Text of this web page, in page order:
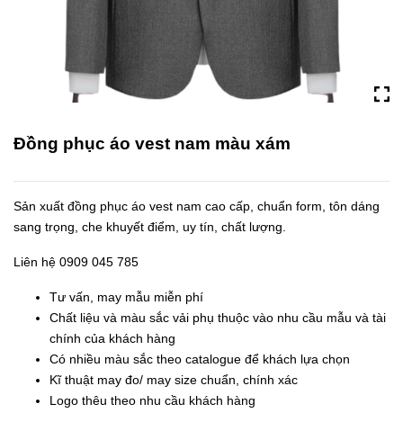
Đồng phục áo vest nam màu xám
Sản xuất đồng phục áo vest nam cao cấp, chuẩn form, tôn dáng
sang trọng, che khuyết điểm, uy tín, chất lượng.
Liên hệ 0909 045 785
Tư vấn, may mẫu miễn phí
Chất liệu và màu sắc vải phụ thuộc vào nhu cầu mẫu và tài
chính của khách hàng
Có nhiều màu sắc theo catalogue để khách lựa chọn
Kĩ thuật may đo/ may size chuẩn, chính xác
Logo thêu theo nhu cầu khách hàng